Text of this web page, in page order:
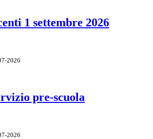
1 settembre 2026
2026
pre-scuola
2026